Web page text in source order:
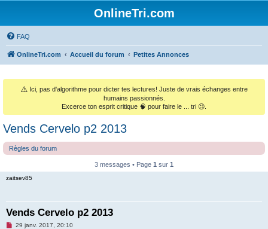
OnlineTri.com
FAQ
OnlineTri.com Accueil du forum Petites Annonces
⚠️ Ici, pas d'algorithme pour dicter tes lectures! Juste de vrais échanges entre
humains passionnés.
Excerce ton esprit critique 🧠 pour faire le ... tri 😉.
Vends Cervelo p2 2013
Règles du forum
3 messages • Page 1 sur 1
zaitsev85
Vends Cervelo p2 2013
M29 janv. 2017, 20:10